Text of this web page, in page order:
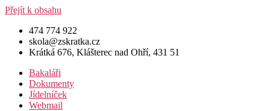
Přejít k obsahu
474 774 922
skola@zskratka.cz
Krátká 676, Klášterec nad Ohří, 431 51
Bakaláři
Dokumenty
Jídelníček
Webmail